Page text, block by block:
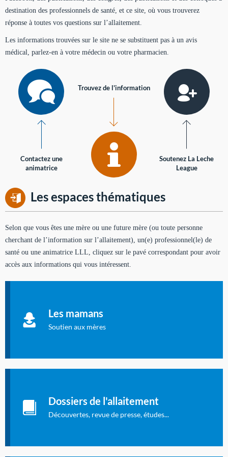
destination des professionnels de santé, et ce site, où vous trouverez
réponse à toutes vos questions sur l’allaitement.
Les informations trouvées sur le site ne se substituent pas à un avis
médical, parlez-en à votre médecin ou votre pharmacien.
Contactez une
animatrice
Trouvez de l'information
Soutenez La Leche
League
Les espaces thématiques
Selon que vous êtes une mère ou une future mère (ou toute personne
cherchant de l’information sur l’allaitement), un(e) professionnel(le) de
santé ou une animatrice LLL, cliquez sur le pavé correspondant pour avoir
accès aux informations qui vous intéressent.
Les mamans
Soutien aux mères
à allaiter et vous informer : toutes les rubriques qui
concernent l'allaitement.
Dossiers de l'allaitement
Découvertes, revue de presse, études...
dernières études sur l'allaitement publiées dans la presse
internationale.